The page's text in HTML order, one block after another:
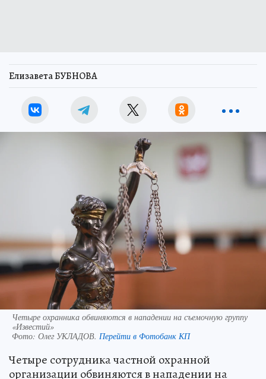
Елизавета БУБНОВА
Четыре охранника обвиняются в нападении на съемочную группу
«Известий»
Фото: Олег УКЛАДОВ. Перейти в Фотобанк КП
Четыре сотрудника частной охранной
организации обвиняются в нападении на